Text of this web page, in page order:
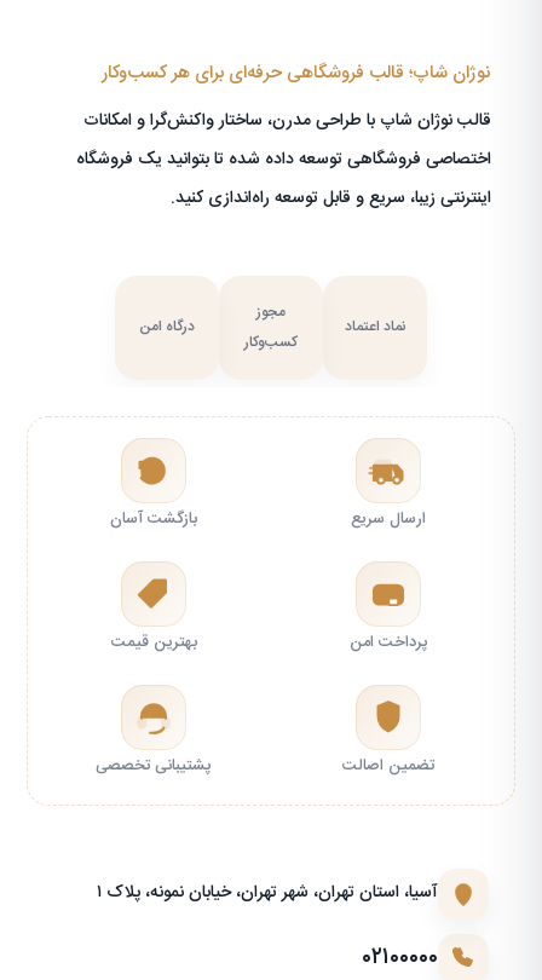
نوژان شاپ؛ قالب فروشگاهی حرفه‌ای برای هر کسب‌وکار
قالب نوژان شاپ با طراحی مدرن، ساختار واکنش‌گرا و امکانات
اختصاصی فروشگاهی توسعه داده شده تا بتوانید یک فروشگاه
اینترنتی زیبا، سریع و قابل توسعه راه‌اندازی کنید.
نماد اعتماد
مجوز
کسب‌وکار
درگاه امن
ارسال سریع بازگشت آسان
پرداخت امن بهترین قیمت
تضمین اصالت پشتیبانی تخصصی
آسیا، استان تهران، شهر تهران، خیابان نمونه، پلاک ۱
۰۲۱۰۰۰۰۰